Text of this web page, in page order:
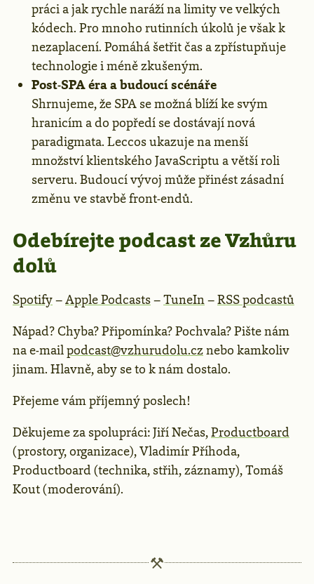
práci a jak rychle naráží na limity ve velkých
kódech. Pro mnoho rutinních úkolů je však k
nezaplacení. Pomáhá šetřit čas a zpřístupňuje
technologie i méně zkušeným.
Post‑SPA éra a budoucí scénáře
Shrnujeme, že SPA se možná blíží ke svým
hranicím a do popředí se dostávají nová
paradigmata. Leccos ukazuje na menší
množství klientského JavaScriptu a větší roli
serveru. Budoucí vývoj může přinést zásadní
změnu ve stavbě front‑endů.
Odebírejte podcast ze Vzhůru
dolů
Spotify–Apple Podcasts–TuneIn–RSS podcastů
Nápad? Chyba? Připomínka? Pochvala? Pište nám
na e-mailpodcast@vzhurudolu.cznebo kamkoliv
jinam. Hlavně, aby se to k nám dostalo.
Přejeme vám příjemný poslech!
Děkujeme za spolupráci: Jiří Nečas,Productboard
(prostory, organizace), Vladimír Příhoda,
Productboard (technika, střih, záznamy), Tomáš
Kout (moderování).